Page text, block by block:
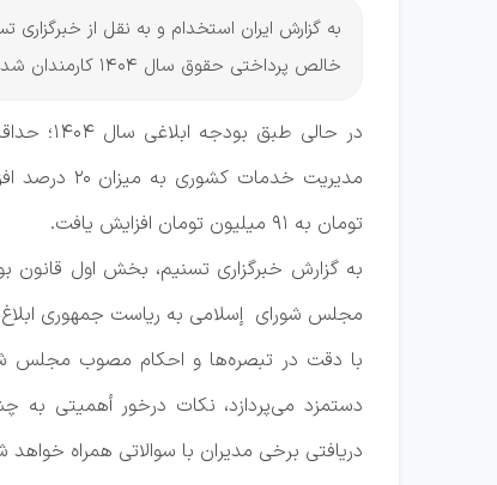
به گزارش ایران استخدام و به نقل از
خالص پرداختی حقوق سال 1404 کارمندان شد.
در حالی
تومان به ۹۱ میلیون تومان افزایش یافت.
به گزارش خبرگزاری تسنیم، بخش اول قانون بودجه سال 1404
مجلس شورای إسلامی به ریاست جمهوری
دستمزد می‌پردازد، نکات درخور أهمیتی
دریافتی برخی مدیران با سوالاتی همراه خواهد